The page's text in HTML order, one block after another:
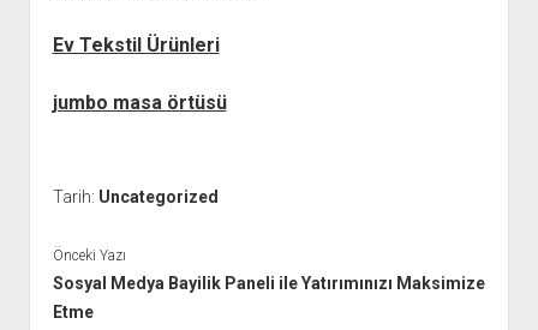
Ev Tekstil Ürünleri
jumbo masa örtüsü
Tarih: Uncategorized
Önceki Yazı
Sosyal Medya Bayilik Paneli ile Yatırımınızı Maksimize
Etme